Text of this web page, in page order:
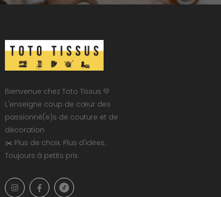
Bienvenue chez Toto Tissus 💛
L'enseigne coup de cœur des
passionné(e)s de couture et de
décoration
✂️ Plus de choix. Plus d'idées.
Toujours à petits prix.